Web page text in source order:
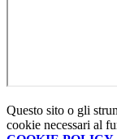
Questo sito o gli
cookie necessari al